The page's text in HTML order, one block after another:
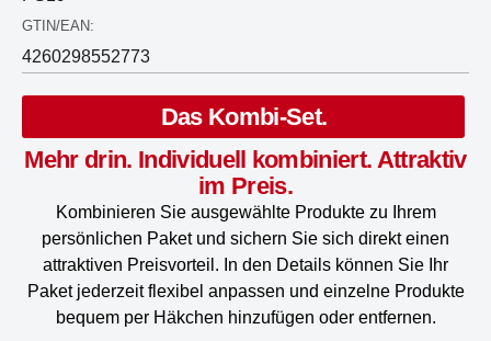
GTIN/EAN:
4260298552773
Das Kombi-Set.
Mehr drin. Individuell kombiniert. Attraktiv
im Preis.
Kombinieren Sie ausgewählte Produkte zu Ihrem
persönlichen Paket und sichern Sie sich direkt einen
attraktiven Preisvorteil. In den Details können Sie Ihr
Paket jederzeit flexibel anpassen und einzelne Produkte
bequem per Häkchen hinzufügen oder entfernen.